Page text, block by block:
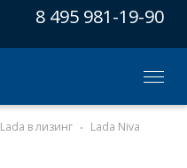
8 495 981-19-90
Lada в лизинг
Lada Niva